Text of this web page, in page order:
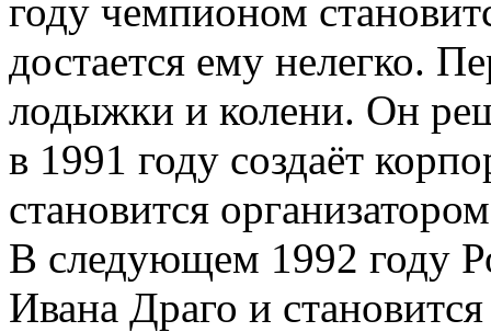
году чемпионом
достается ему нелегко.
лодыжки и колени. Он
в 1991 году создаёт
становится
В следующем 1992 году
Ивана Драго и